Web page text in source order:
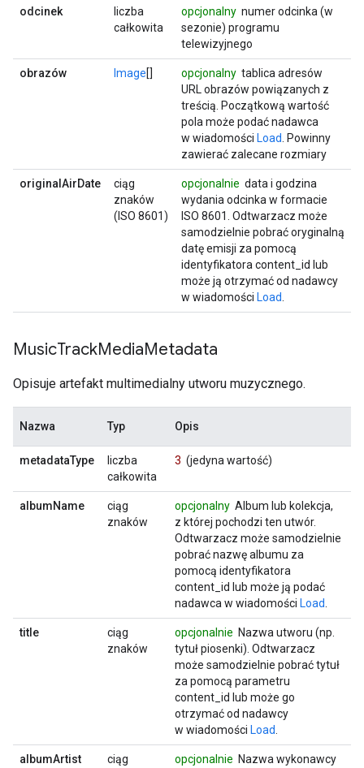
odcinek
liczba
całkowita
opcjonalny numer odcinka (w
sezonie) programu
telewizyjnego
obrazów Image[] opcjonalny tablica adresów
URL obrazów powiązanych z
treścią. Początkową wartość
pola może podać nadawca
w wiadomości Load
. Powinny
zawierać zalecane rozmiary
originalAirDate
ciąg
znaków
(ISO 8601)
opcjonalnie data i godzina
wydania odcinka w formacie
ISO 8601. Odtwarzacz może
samodzielnie pobrać oryginalną
datę emisji za pomocą
identyfikatora content_id lub
może ją otrzymać od nadawcy
w wiadomości Load
MusicTrackMediaMetadata
Opisuje artefakt multimedialny utworu muzycznego.
Nazwa Typ Opis
metadataType
liczba
całkowita
3 (jedyna wartość)
albumName
ciąg
znaków
opcjonalny Album lub kolekcja,
z której pochodzi ten utwór.
Odtwarzacz może samodzielnie
pobrać nazwę albumu za
pomocą identyfikatora
content_id lub może ją podać
nadawca w wiadomości Load
title
ciąg
znaków
opcjonalnie Nazwa utworu (np.
tytuł piosenki). Odtwarzacz
może samodzielnie pobrać tytuł
za pomocą parametru
content_id lub może go
otrzymać od nadawcy
w wiadomości Load
albumArtist ciąg opcjonalnie Nazwa wykonawcy